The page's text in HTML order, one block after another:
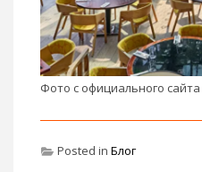
Фото с официального сайта
Posted in Блог